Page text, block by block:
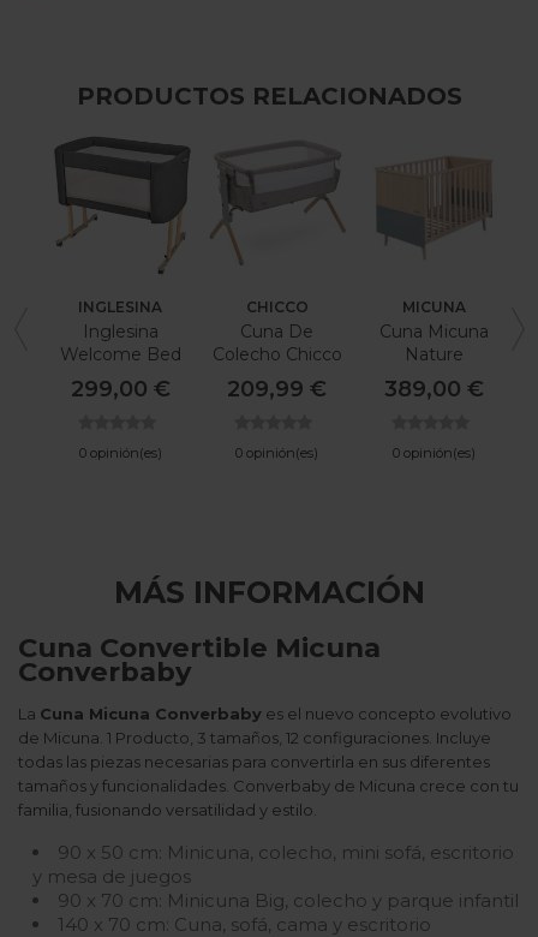
PRODUCTOS RELACIONADOS
INGLESINA
Inglesina
Welcome Bed
299,00 €
0 opinión(es)
CHICCO
Cuna De
Colecho Chicco
Next2Me
Armonía
209,99 €
0 opinión(es)
MICUNA
Cuna Micuna
Nature
389,00 €
0 opinión(es)
MÁS INFORMACIÓN
Cuna Convertible Micuna
Converbaby
La Cuna Micuna Converbaby es el nuevo concepto evolutivo
de Micuna. 1 Producto, 3 tamaños, 12 configuraciones. Incluye
todas las piezas necesarias para convertirla en sus diferentes
tamaños y funcionalidades. Converbaby de Micuna crece con tu
familia, fusionando versatilidad y estilo.
90 x 50 cm: Minicuna, colecho, mini sofá, escritorio
y mesa de juegos
90 x 70 cm: Minicuna Big, colecho y parque infantil
140 x 70 cm: Cuna, sofá, cama y escritorio